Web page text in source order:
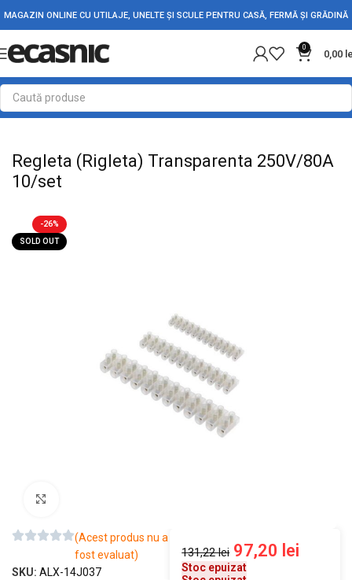
MAGAZIN ONLINE CU UTILAJE, UNELTE ȘI SCULE PENTRU CASĂ, FERMĂ ȘI GRĂDINĂ
0
0,00
Prima pagină Conectica Reglete si Conectori Electrici
Regleta (Rigleta) Transparenta 250V/80A
10/set
-26%
SOLD OUT
(Acest produs nu a
fost evaluat)
SKU: ALX-14J037
131,22lei 97,20 lei
Stoc epuizat